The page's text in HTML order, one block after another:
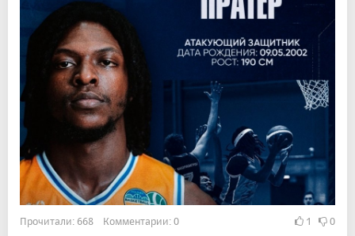
Прочитали: 668 Комментарии: 0 1 0